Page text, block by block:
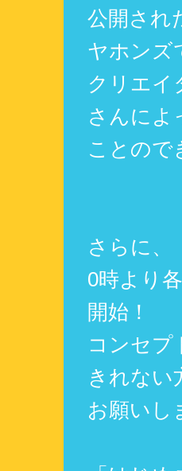
公開され
ヤホンズ
クリエイ
さんによ
ことので
さらに、
0時より
開始！
コンセプ
きれない
お願いし